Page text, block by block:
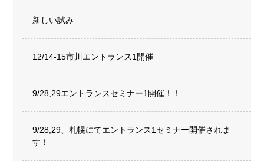
新しい試み
12/14-15市川エントランス1開催
9/28,29エントランスセミナー1開催！！
9/28,29、札幌にてエントランス1セミナー開催されま
す！